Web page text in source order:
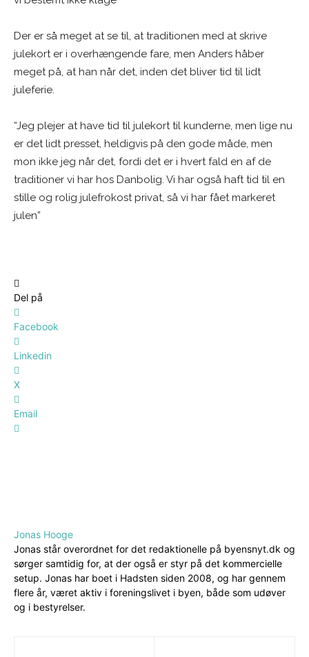
Der er så meget at se til, at traditionen med at skrive
julekort er i overhængende fare, men Anders håber
meget på, at han når det, inden det bliver tid til lidt
juleferie.
“Jeg plejer at have tid til julekort til kunderne, men lige nu
er det lidt presset, heldigvis på den gode måde, men
mon ikke jeg når det, fordi det er i hvert fald en af de
traditioner vi har hos Danbolig. Vi har også haft tid til en
stille og rolig julefrokost privat, så vi har fået markeret
julen”
Del på
Facebook
Linkedin
X
Email
Jonas Hooge
Jonas står overordnet for det redaktionelle på byensnyt.dk og
sørger samtidig for, at der også er styr på det kommercielle
setup. Jonas har boet i Hadsten siden 2008, og har gennem
flere år, været aktiv i foreningslivet i byen, både som udøver
og i bestyrelser.